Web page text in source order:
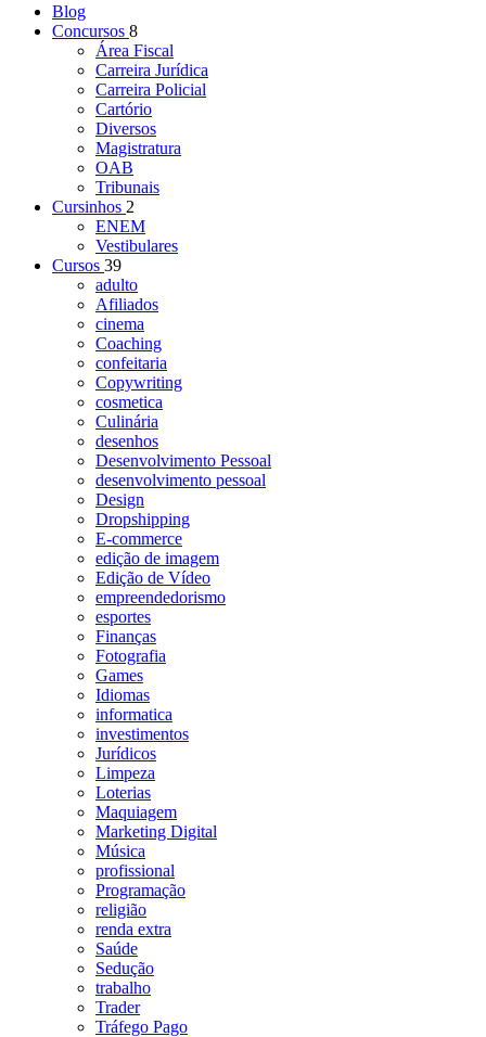
Blog
Concursos 8
Área Fiscal
Carreira Jurídica
Carreira Policial
Cartório
Diversos
Magistratura
OAB
Tribunais
Cursinhos 2
ENEM
Vestibulares
Cursos 39
adulto
Afiliados
cinema
Coaching
confeitaria
Copywriting
cosmetica
Culinária
desenhos
Desenvolvimento Pessoal
desenvolvimento pessoal
Design
Dropshipping
E-commerce
edição de imagem
Edição de Vídeo
empreendedorismo
esportes
Finanças
Fotografia
Games
Idiomas
informatica
investimentos
Jurídicos
Limpeza
Loterias
Maquiagem
Marketing Digital
Música
profissional
Programação
religião
renda extra
Saúde
Sedução
trabalho
Trader
Tráfego Pago